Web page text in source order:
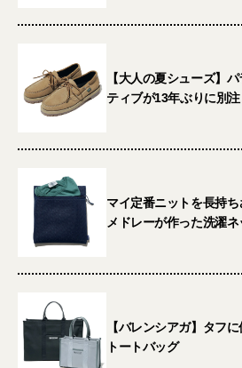
【大人の夏シューズ】
ティブが13年ぶりに別注
マイ定番ニットを長持
メドレーが作った洗濯ネ
【バレンシアガ】タフ
トートバッグ